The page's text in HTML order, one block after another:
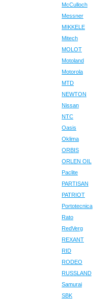
McCulloch
Messner
MIKKELE
Mitech
MOLOT
Motoland
Motorola
MTD
NEWTON
Nissan
NTC
Oasis
Oklima
ORBIS
ORLEN OIL
Paclite
PARTISAN
PATRIOT
Portotecnica
Rato
RedVerg
REXANT
RID
RODEO
RUSSLAND
Samurai
SBK